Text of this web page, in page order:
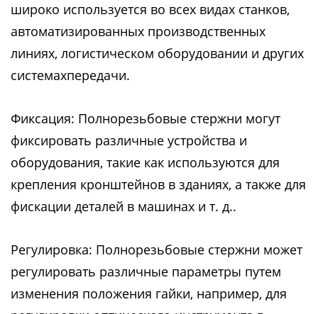
широко используется во всех видах станков,
автоматизированных производственных
линиях, логистическом оборудовании и других
системахпередачи.
Фиксация: Полнорезьбовые стержни могут
фиксировать различные устройства и
оборудования, такие как используются для
крепления кронштейнов в зданиях, а также для
фискации деталей в машинах и т. д..
Регулировка: Полнорезьбовые стержни может
регулировать различные параметры путем
изменения положения гайки, например, для